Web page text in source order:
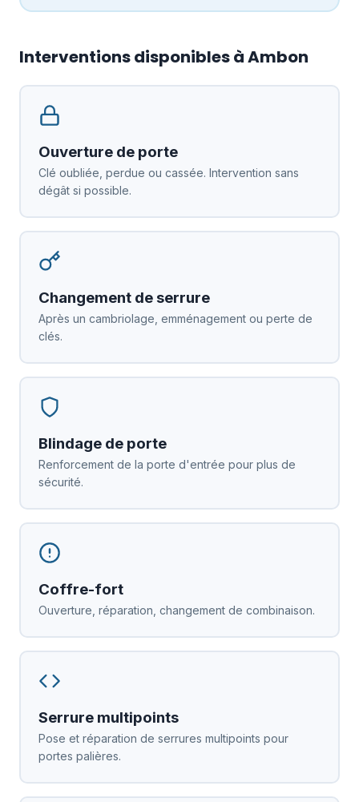
Interventions disponibles à Ambon
Ouverture de porte
Clé oubliée, perdue ou cassée. Intervention sans
dégât si possible.
Changement de serrure
Après un cambriolage, emménagement ou perte de
clés.
Blindage de porte
Renforcement de la porte d'entrée pour plus de
sécurité.
Coffre-fort
Ouverture, réparation, changement de combinaison.
Serrure multipoints
Pose et réparation de serrures multipoints pour
portes palières.